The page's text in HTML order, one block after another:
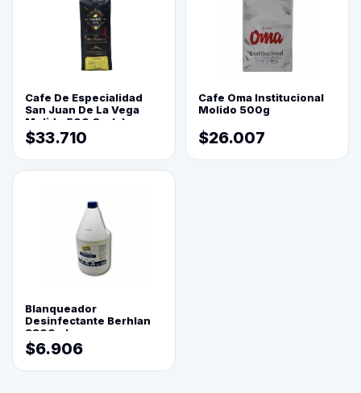
Cafe De Especialidad
San Juan De La Vega
Molido 500 Grs(=)
$33.710
Cafe Oma Institucional
Molido 500g
$26.007
Blanqueador
Desinfectante Berhlan
3800ml
$6.906